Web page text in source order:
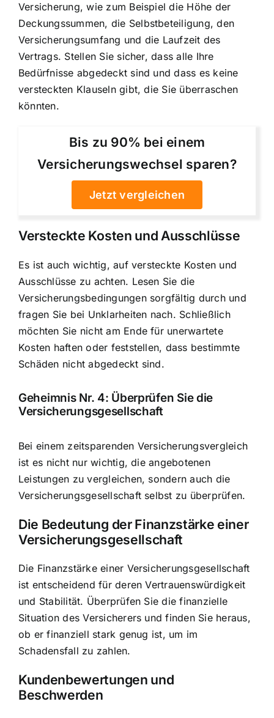
Versicherung, wie zum Beispiel die Höhe der
Deckungssummen, die Selbstbeteiligung, den
Versicherungsumfang und die Laufzeit des
Vertrags. Stellen Sie sicher, dass alle Ihre
Bedürfnisse abgedeckt sind und dass es keine
versteckten Klauseln gibt, die Sie überraschen
könnten.
Bis zu 90% bei einem
Versicherungswechsel sparen?
Jetzt vergleichen
Versteckte Kosten und Ausschlüsse
Es ist auch wichtig, auf versteckte Kosten und
Ausschlüsse zu achten. Lesen Sie die
Versicherungsbedingungen sorgfältig durch und
fragen Sie bei Unklarheiten nach. Schließlich
möchten Sie nicht am Ende für unerwartete
Kosten haften oder feststellen, dass bestimmte
Schäden nicht abgedeckt sind.
Geheimnis Nr. 4: Überprüfen Sie die
Versicherungsgesellschaft
Bei einem zeitsparenden Versicherungsvergleich
ist es nicht nur wichtig, die angebotenen
Leistungen zu vergleichen, sondern auch die
Versicherungsgesellschaft selbst zu überprüfen.
Die Bedeutung der Finanzstärke einer
Versicherungsgesellschaft
Die Finanzstärke einer Versicherungsgesellschaft
ist entscheidend für deren Vertrauenswürdigkeit
und Stabilität. Überprüfen Sie die finanzielle
Situation des Versicherers und finden Sie heraus,
ob er finanziell stark genug ist, um im
Schadensfall zu zahlen.
Kundenbewertungen und
Beschwerden